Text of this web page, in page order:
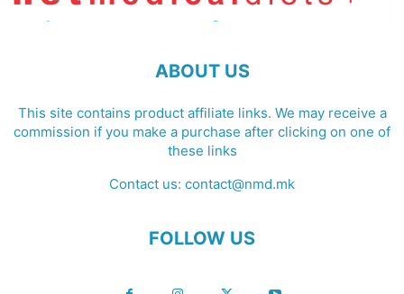
ABOUT US
This site contains product affiliate links. We may receive a
commission if you make a purchase after clicking on one of
these links
Contact us: contact@nmd.mk
FOLLOW US